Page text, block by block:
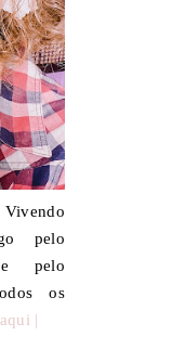
pelo
pelo
os
|